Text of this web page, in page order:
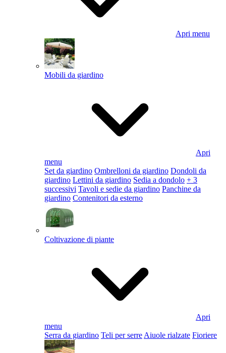
Apri menu
Mobili da giardino
Apri
menu
Set da giardino Ombrelloni da giardino Dondoli da
giardino Lettini da giardino Sedia a dondolo + 3
successivi Tavoli e sedie da giardino Panchine da
giardino Contenitori da esterno
Coltivazione di piante
Apri
menu
Serra da giardino Teli per serre Aiuole rialzate Fioriere